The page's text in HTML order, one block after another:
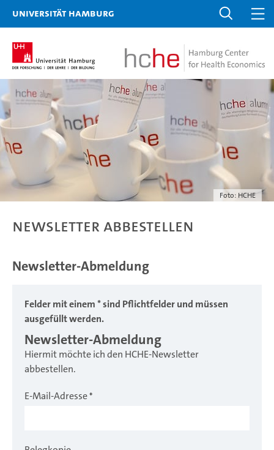
Universität Hamburg
Foto: HCHE
Newsletter abbestellen
Newsletter-Abmeldung
Felder mit einem * sind Pflichtfelder und müssen
ausgefüllt werden.
Newsletter-Abmeldung
Hiermit möchte ich den HCHE-Newsletter
abbestellen.
E-Mail-Adresse*